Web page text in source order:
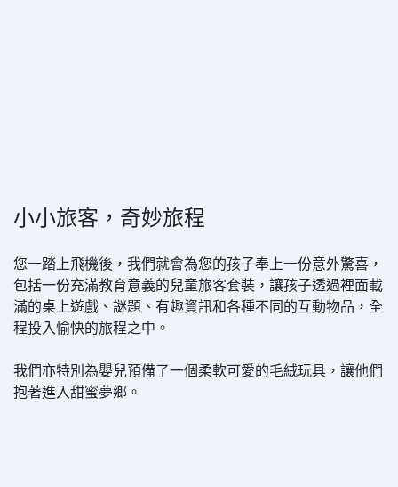
小小旅客，奇妙旅程
您一踏上飛機後，我們就會為您的孩子奉上一份意外驚喜，
包括一份充滿教育意義的兒童旅客套裝，讓孩子透過裡面載
滿的桌上遊戲、謎題、有趣資訊和各種不同的互動物品，全
程投入愉快的旅程之中。
我們亦特別為嬰兒預備了一個柔軟可愛的毛絨玩具，讓他們
抱著進入甜蜜夢鄉。